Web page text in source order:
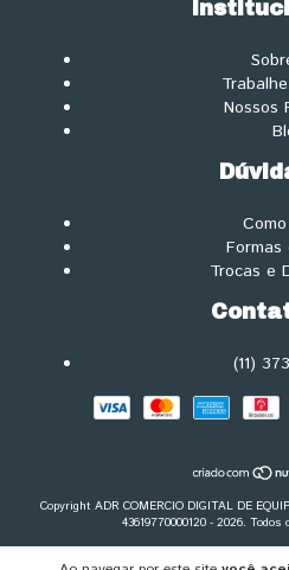
Nossos
Formas
Trocas e
(11)
Copyright ADR COMERCIO DIGITAL DE
43619770000120 - 2026.